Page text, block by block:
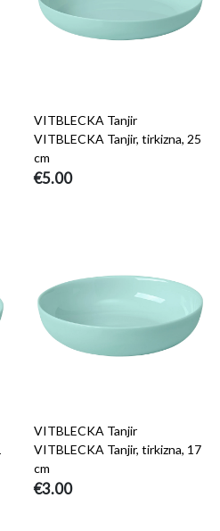
VITBLECKA Tanjir
VITBLECKA Tanjir, tirkizna, 25
cm
€5.00
VITBLECKA Tanjir
VITBLECKA Tanjir, tirkizna, 17
cm
€3.00